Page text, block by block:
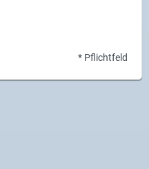
* Pflichtfeld